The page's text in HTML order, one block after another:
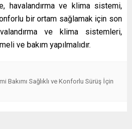
havalandırma ve klima sistemi,
bir ortam sağlamak için son
ve klima sistemleri,
ve bakım yapılmalıdır.
Bakımı Sağlıklı ve Konforlu Sürüş İçin